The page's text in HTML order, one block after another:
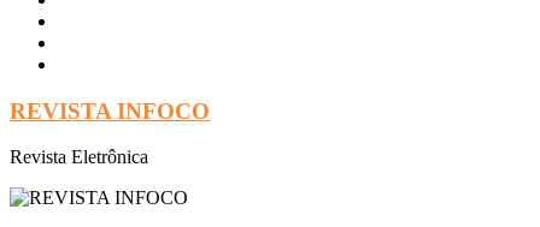
REVISTA INFOCO
Revista Eletrônica